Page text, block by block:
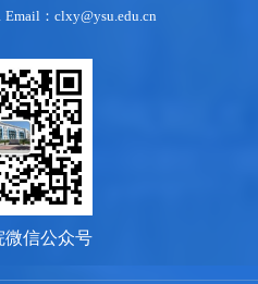
：clxy@ysu.edu.cn
微信公众号